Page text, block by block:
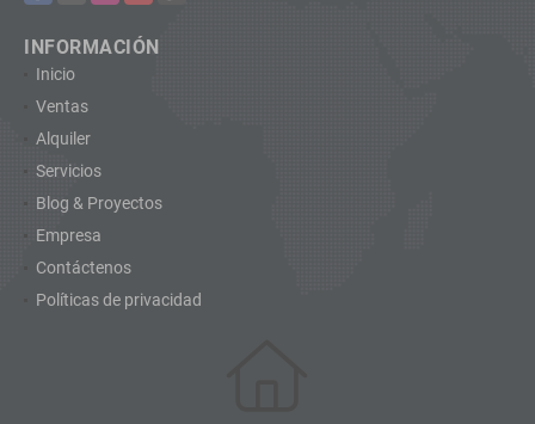
INFORMACIÓN
Inicio
Ventas
Alquiler
Servicios
Blog & Proyectos
Empresa
Contáctenos
Políticas de privacidad